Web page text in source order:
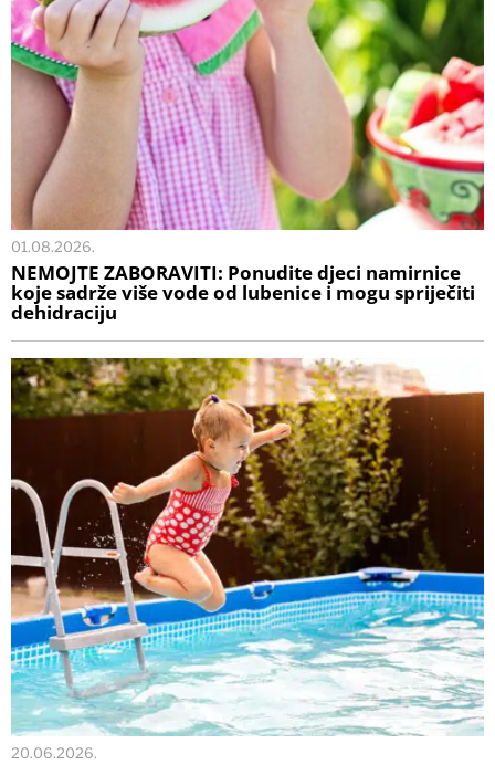
01.08.2026.
NEMOJTE ZABORAVITI: Ponudite djeci namirnice
koje sadrže više vode od lubenice i mogu spriječiti
dehidraciju
20.06.2026.